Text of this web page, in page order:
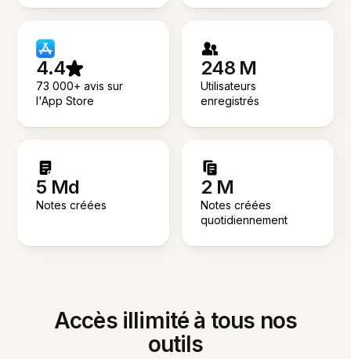
4.4
73 000+ avis sur
l'App Store
248 M
Utilisateurs
enregistrés
5 Md
Notes créées
2 M
Notes créées
quotidiennement
Accès illimité à tous nos
outils